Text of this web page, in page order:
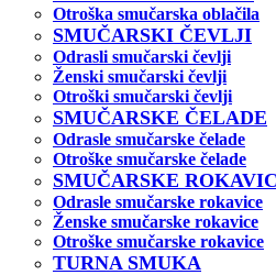
Otroška smučarska oblačila
SMUČARSKI ČEVLJI
Odrasli smučarski čevlji
Ženski smučarski čevlji
Otroški smučarski čevlji
SMUČARSKE ČELADE
Odrasle smučarske čelade
Otroške smučarske čelade
SMUČARSKE
Odrasle smučarske rokavice
Ženske smučarske rokavice
Otroške smučarske rokavice
TURNA SMUKA